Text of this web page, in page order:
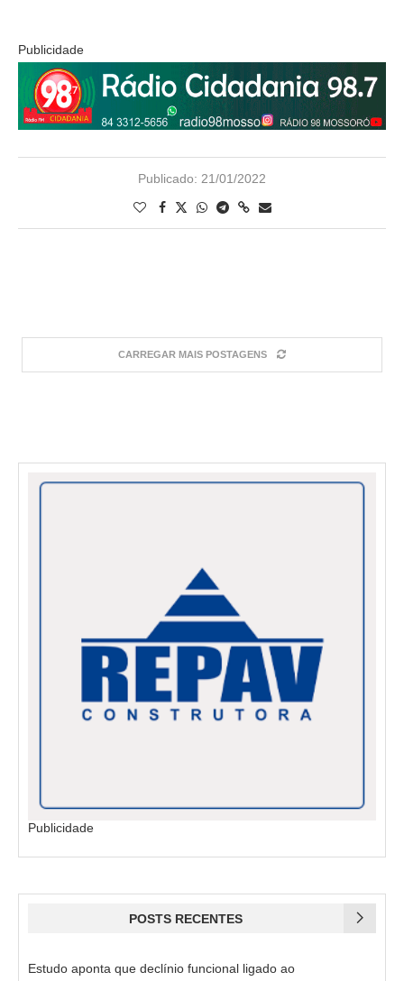
Publicidade
Publicado: 21/01/2022
CARREGAR MAIS POSTAGENS
Publicidade
POSTS RECENTES
Estudo aponta que declínio funcional ligado ao